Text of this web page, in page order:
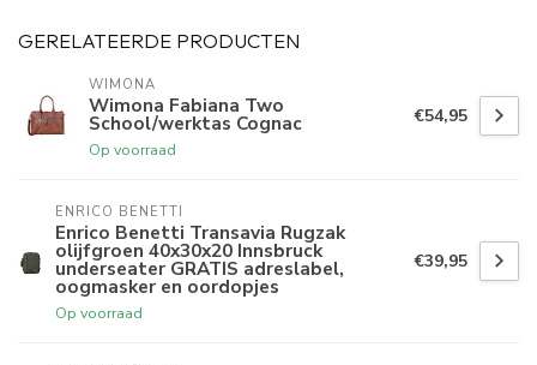
GERELATEERDE PRODUCTEN
WIMONA
Wimona Fabiana Two
School/werktas Cognac
Op voorraad
€54,95
ENRICO BENETTI
Enrico Benetti Transavia Rugzak
olijfgroen 40x30x20 Innsbruck
underseater GRATIS adreslabel,
oogmasker en oordopjes
Op voorraad
€39,95